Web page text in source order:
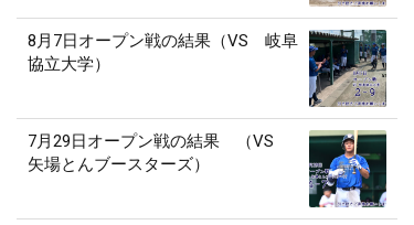
8月7日オープン戦の結果（VS 岐阜
協立大学）
7月29日オープン戦の結果 （VS
矢場とんブースターズ）